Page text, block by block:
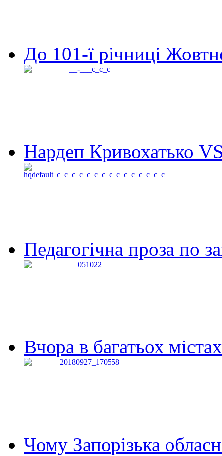
До 101-ї річниці
Нардеп Кривохатько
Педагогічна проза по
Вчора в багатьох
Чому Запорізька